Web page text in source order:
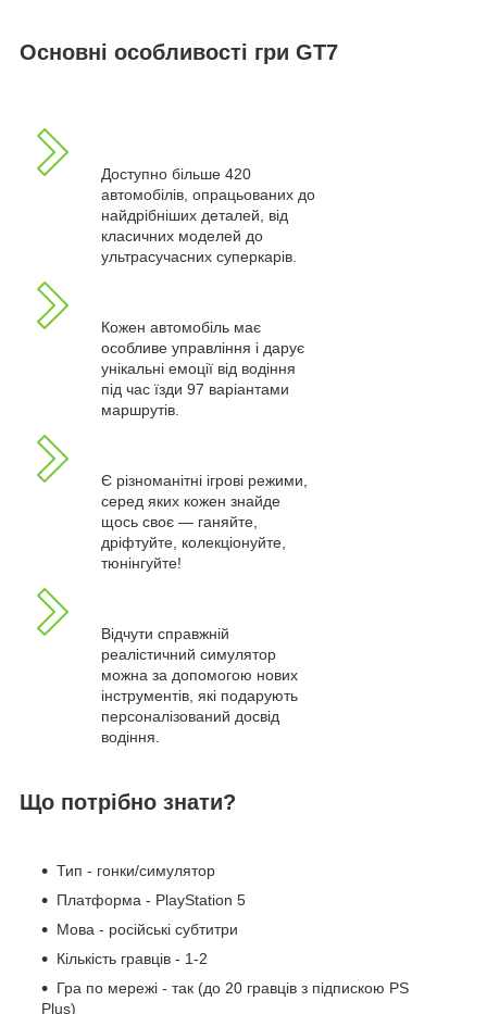
Основні особливості гри GT7
Доступно більше 420
автомобілів, опрацьованих до
найдрібніших деталей, від
класичних моделей до
ультрасучасних суперкарів.
Кожен автомобіль має
особливе управління і дарує
унікальні емоції від водіння
під час їзди 97 варіантами
маршрутів.
Є різноманітні ігрові режими,
серед яких кожен знайде
щось своє — ганяйте,
дріфтуйте, колекціонуйте,
тюнінгуйте!
Відчути справжній
реалістичний симулятор
можна за допомогою нових
інструментів, які подарують
персоналізований досвід
водіння.
Що потрібно знати?
Тип - гонки/симулятор
Платформа - PlayStation 5
Мова - російські субтитри
Кількість гравців - 1-2
Гра по мережі - так (до 20 гравців з підпискою PS
Plus)